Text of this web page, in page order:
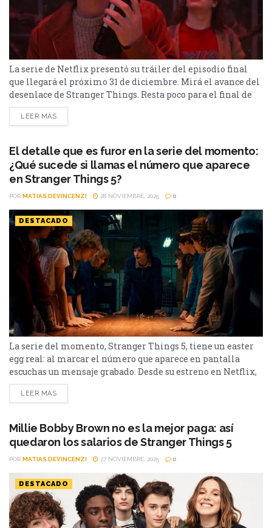
La serie de Netflix presentó su tráiler del episodio final
que llegará el próximo 31 de diciembre. Mirá el avance del
desenlace de Stranger Things. Resta poco para el final de
una de las series más exitosas de Netflix: Stranger Things.
Con todos reunidos, los héroes de Hawkins tendrán una
Despidiendo el...
LEER MÁS
El detalle que es furor en la serie del momento:
¿Qué sucede si llamas el número que aparece
en Stranger Things 5?
POR MATIAS DEVINCENZI 28 NOVIEMBRE, 2025 0
DESTACADO
La serie del momento, Stranger Things 5, tiene un easter
egg real: al marcar el número que aparece en pantalla
escuchas un mensaje grabado. Desde su estreno en Netflix,
Stranger Things atrapó fanáticos por su nostalgia
ochentosa, su mezcla de terror y aventura. Ahora, con
furor por un detalle que pocos...
LEER MÁS
Millie Bobby Brown no es la mejor paga: así
quedaron los salarios de Stranger Things 5
POR MATIAS DEVINCENZI 27 NOVIEMBRE, 2025 0
DESTACADO